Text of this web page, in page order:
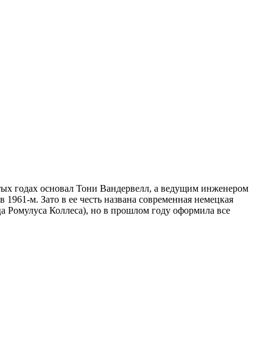
годах основал Тони Вандервелл, а ведущим инженером
м. Зато в ее честь названа современная немецкая
Ромулуса Коллеса), но в прошлом году оформила все